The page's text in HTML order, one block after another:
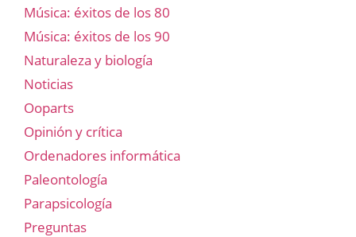
Música: éxitos de los 80
Música: éxitos de los 90
Naturaleza y biología
Noticias
Ooparts
Opinión y crítica
Ordenadores informática
Paleontología
Parapsicología
Preguntas